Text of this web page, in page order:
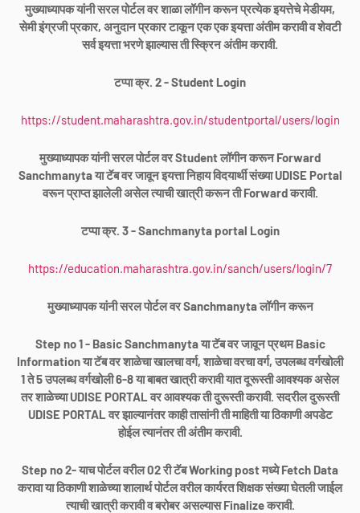
मुख्याध्यापक यांनी सरल पोर्टल वर शाळा लॉगीन करून प्रत्येक इयत्तेचे मेडीयम,
सेमी इंग्रजी प्रकार, अनुदान प्रकार टाकून एक एक इयत्ता अंतीम करावी व शेवटी
सर्व इयत्ता भरणे झाल्यास ती स्क्रिन अंतीम करावी.
टप्पा क्र. 2 - Student Login
https://student.maharashtra.gov.in/studentportal/users/login
मुख्याध्यापक यांनी सरल पोर्टल वर Student लॉगीन करून Forward
Sanchmanyta या टॅब वर जावून इयत्ता निहाय विदयार्थी संख्या UDISE Portal
वरून प्राप्त झालेली असेल त्याची खात्री करून ती Forward करावी.
टप्पा क्र. 3 - Sanchmanyta portal Login
https://education.maharashtra.gov.in/sanch/users/login/7
मुख्याध्यापक यांनी सरल पोर्टल वर Sanchmanyta लॉगीन करून
Step no 1 - Basic Sanchmanyta या टॅब वर जावून प्रथम Basic
Information या टॅब वर शाळेचा खालचा वर्ग, शाळेचा वरचा वर्ग, उपलब्ध वर्गखोली
1 ते 5 उपलब्ध वर्गखोली 6-8 या बाबत खात्री करावी यात दूरूस्ती आवश्यक असेल
तर शाळेच्या UDISE PORTAL वर आवश्यक ती दुरूस्ती करावी. सदरील दुरूस्ती
UDISE PORTAL वर झाल्यानंतर काही तासांनी ती माहिती या ठिकाणी अपडेट
होईल त्यानंतर ती अंतीम करावी.
Step no 2- याच पोर्टल वरील 02 री टॅब Working post मध्ये Fetch Data
करावा या ठिकाणी शाळेच्या शालार्थ पोर्टल वरील कार्यरत शिक्षक संख्या घेतली जाईल
त्याची खात्री करावी व बरोबर असल्यास Finalize करावी.